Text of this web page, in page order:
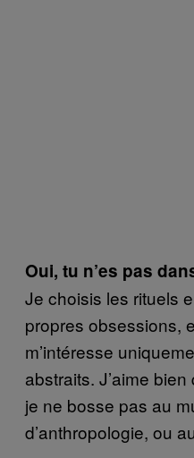
Oui, tu n’es pas
Je choisis les rituels
propres obsessions,
m’intéresse
abstraits. J’aime
je ne bosse pas au
d’anthropologie, ou